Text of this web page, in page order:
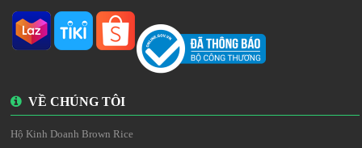
VỀ CHÚNG TÔI
Hộ Kinh Doanh Brown Rice